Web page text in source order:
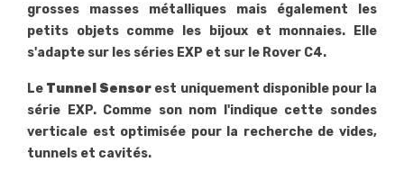
grosses masses métalliques mais également les
petits objets comme les bijoux et monnaies. Elle
s'adapte sur les séries EXP et sur le Rover C4.
Le Tunnel Sensor est uniquement disponible pour la
série EXP. Comme son nom l'indique cette sondes
verticale est optimisée pour la recherche de vides,
tunnels et cavités.